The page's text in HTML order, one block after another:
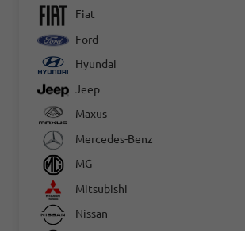
Fiat
Ford
Hyundai
Jeep
Maxus
Mercedes-Benz
MG
Mitsubishi
Nissan